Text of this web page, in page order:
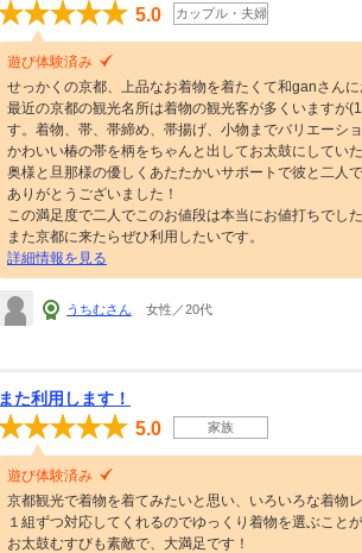
5.0 カップル・夫婦
遊び体験済み
せっかくの京都、上品なお着物を着たくて和ganさんに
最近の京都の観光名所は着物の観光客が多くいますが
す。着物、帯、帯締め、帯揚げ、小物までバリエーシ
かわいい椿の帯を柄をちゃんと出してお太鼓にしてい
奥様と旦那様の優しくあたたかいサポートで彼と二人
ありがとうございました！
この満足度で二人でこのお値段は本当にお値打ちでした
また京都に来たらぜひ利用したいです。
詳細情報を見る
うちむさん 女性／20代
また利用します！
5.0 家族
遊び体験済み
京都観光で着物を着てみたいと思い、いろいろな着物
１組ずつ対応してくれるのでゆっくり着物を選ぶこと
お太鼓むすびも素敵で、大満足です！